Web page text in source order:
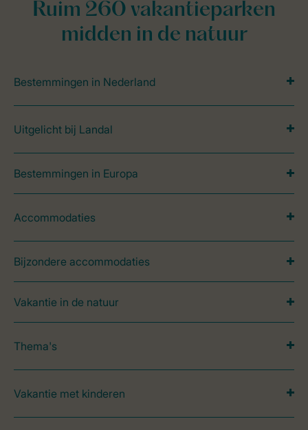
Ruim 260 vakantieparken
midden in de natuur
Bestemmingen in Nederland
Uitgelicht bij Landal
Bestemmingen in Europa
Accommodaties
Bijzondere accommodaties
Vakantie in de natuur
Thema's
Vakantie met kinderen